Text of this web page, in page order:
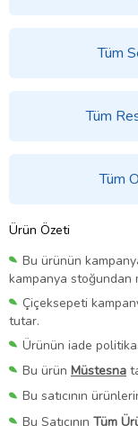
Tüm
Tüm
Tüm
Ürün Özeti
Bu ürünün
kampanya stoğundan
Çiçeksepeti
tutar.
Ürünün iade
Bu ürün Müstesna
Bu satıcının
Bu Satıcının Tüm